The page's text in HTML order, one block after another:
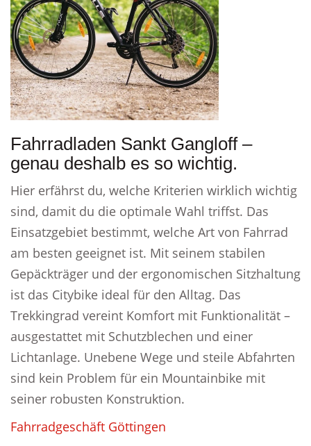
Fahrradladen Sankt Gangloff –
genau deshalb es so wichtig.
Hier erfährst du, welche Kriterien wirklich wichtig
sind, damit du die optimale Wahl triffst. Das
Einsatzgebiet bestimmt, welche Art von Fahrrad
am besten geeignet ist. Mit seinem stabilen
Gepäckträger und der ergonomischen Sitzhaltung
ist das Citybike ideal für den Alltag. Das
Trekkingrad vereint Komfort mit Funktionalität –
ausgestattet mit Schutzblechen und einer
Lichtanlage. Unebene Wege und steile Abfahrten
sind kein Problem für ein Mountainbike mit
seiner robusten Konstruktion.
Fahrradgeschäft Göttingen